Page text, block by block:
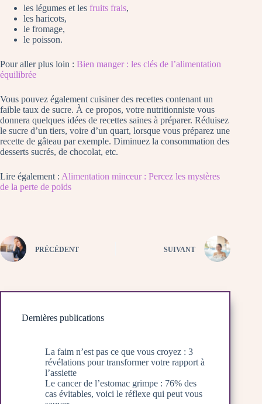
les légumes et les fruits frais,
les haricots,
le fromage,
le poisson.
Pour aller plus loin : Bien manger : les clés de l’alimentation
équilibrée
Vous pouvez également cuisiner des recettes contenant un
faible taux de sucre. À ce propos, votre nutritionniste vous
donnera quelques idées de recettes saines à préparer. Réduisez
le sucre d’un tiers, voire d’un quart, lorsque vous préparez une
recette de gâteau par exemple. Diminuez la consommation des
desserts sucrés, de chocolat, etc.
Lire également : Alimentation minceur : Percez les mystères
de la perte de poids
PRÉCÉDENT SUIVANT
Dernières publications
La faim n’est pas ce que vous croyez : 3
révélations pour transformer votre rapport à
l’assiette
Le cancer de l’estomac grimpe : 76% des
cas évitables, voici le réflexe qui peut vous